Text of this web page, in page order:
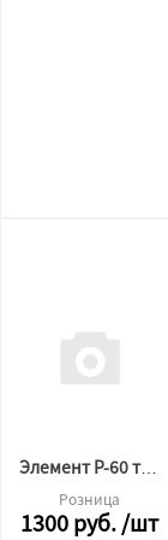
Элемент Р-60 торцевой АЛ белый комплект ( 2/2 шт)
Розница
1300руб./шт